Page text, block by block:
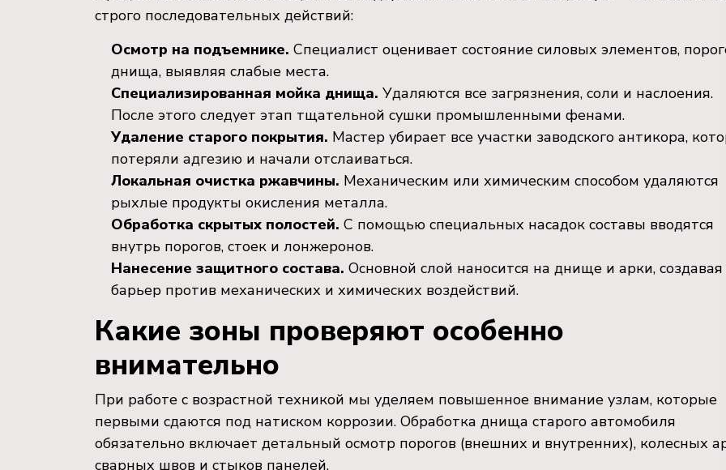
строго последовательных действий:
Осмотр на подъемнике. Специалист оценивает состояние силовых элементов,
днища, выявляя слабые места.
Специализированная мойка днища. Удаляются все загрязнения, соли и наслоения.
После этого следует этап тщательной сушки промышленными фенами.
Удаление старого покрытия. Мастер убирает все участки заводского антикора,
потеряли адгезию и начали отслаиваться.
Локальная очистка ржавчины. Механическим или химическим способом удаляются
рыхлые продукты окисления металла.
Обработка скрытых полостей. С помощью специальных насадок составы вводятся
внутрь порогов, стоек и лонжеронов.
Нанесение защитного состава. Основной слой наносится на днище и арки, создавая
барьер против механических и химических воздействий.
Какие зоны проверяют особенно
внимательно
При работе с возрастной техникой мы уделяем повышенное внимание узлам, которые
первыми сдаются под натиском коррозии. Обработка днища старого автомобиля
обязательно включает детальный осмотр порогов (внешних и внутренних), колесных
сварных швов и стыков панелей.